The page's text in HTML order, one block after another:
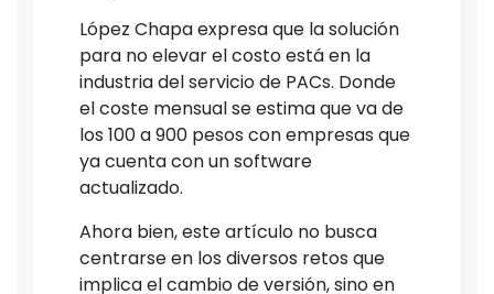
López Chapa expresa que la solución
para no elevar el costo está en la
industria del servicio de PACs. Donde
el coste mensual se estima que va de
los 100 a 900 pesos con empresas que
ya cuenta con un software
actualizado.
Ahora bien, este artículo no busca
centrarse en los diversos retos que
implica el cambio de versión, sino en